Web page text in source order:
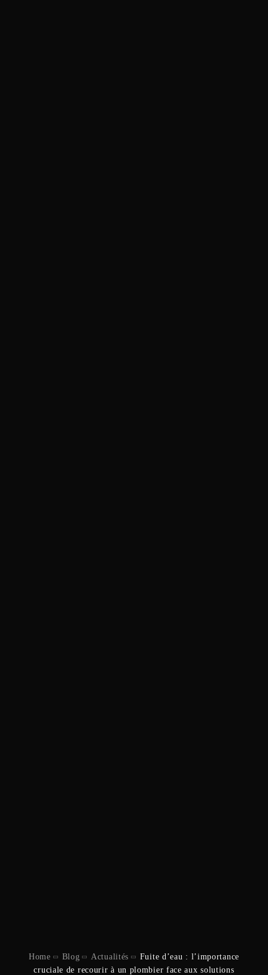
Home Blog Actualités
Fuite d’eau : l’importance
cruciale de recourir à un plombier face aux solutions